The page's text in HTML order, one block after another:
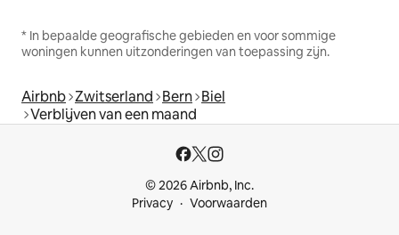
* In bepaalde geografische gebieden en voor sommige
woningen kunnen uitzonderingen van toepassing zijn.
Airbnb Zwitserland Bern Biel
Verblijven van een maand
© 2026 Airbnb, Inc.
Privacy
Voorwaarden